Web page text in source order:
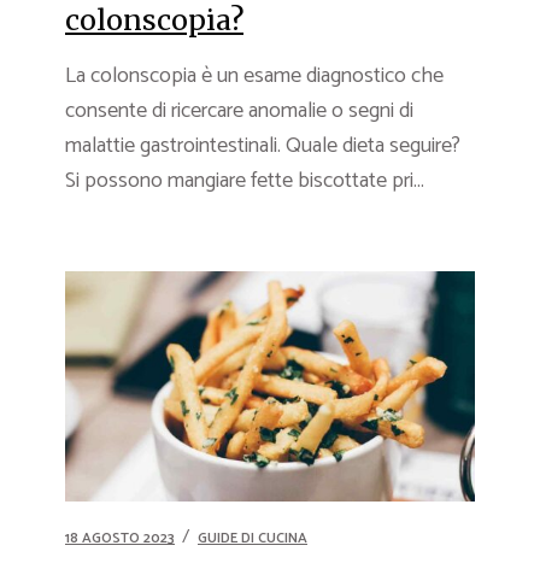
colonscopia?
La colonscopia è un esame diagnostico che
consente di ricercare anomalie o segni di
malattie gastrointestinali. Quale dieta seguire?
Si possono mangiare fette biscottate pri...
18 AGOSTO 2023 GUIDE DI CUCINA